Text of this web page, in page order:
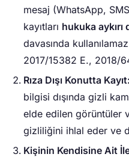
mesaj (WhatsApp,
kayıtları hukuka aykırı
davasında
2017/15382 E., 2018/
Rıza Dışı Konutta Kayıt:
bilgisi dışında gizli
elde edilen görüntüler
gizliliğini ihlal eder ve
Kişinin Kendisine Ait